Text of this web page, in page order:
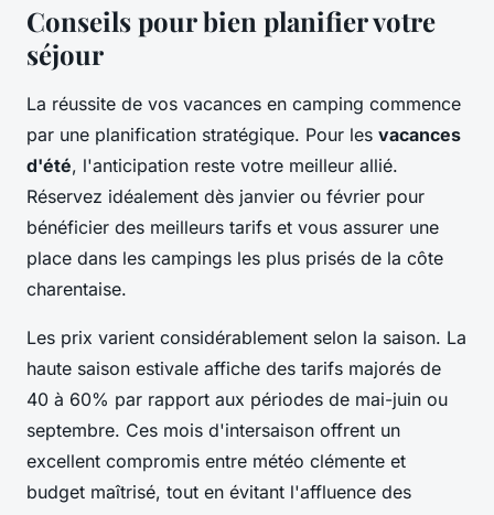
Conseils pour bien planifier votre
séjour
La réussite de vos vacances en camping commence
par une planification stratégique. Pour les vacances
d'été, l'anticipation reste votre meilleur allié.
Réservez idéalement dès janvier ou février pour
bénéficier des meilleurs tarifs et vous assurer une
place dans les campings les plus prisés de la côte
charentaise.
Les prix varient considérablement selon la saison. La
haute saison estivale affiche des tarifs majorés de
40 à 60% par rapport aux périodes de mai-juin ou
septembre. Ces mois d'intersaison offrent un
excellent compromis entre météo clémente et
budget maîtrisé, tout en évitant l'affluence des